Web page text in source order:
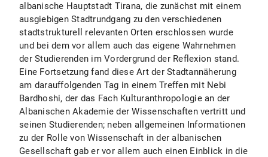
albanische Hauptstadt Tirana, die zunächst mit einem
ausgiebigen Stadtrundgang zu den verschiedenen
stadtstrukturell relevanten Orten erschlossen wurde
und bei dem vor allem auch das eigene Wahrnehmen
der Studierenden im Vordergrund der Reflexion stand.
Eine Fortsetzung fand diese Art der Stadtannäherung
am darauffolgenden Tag in einem Treffen mit Nebi
Bardhoshi, der das Fach Kulturanthropologie an der
Albanischen Akademie der Wissenschaften vertritt und
seinen Studierenden; neben allgemeinen Informationen
zu der Rolle von Wissenschaft in der albanischen
Gesellschaft gab er vor allem auch einen Einblick in die